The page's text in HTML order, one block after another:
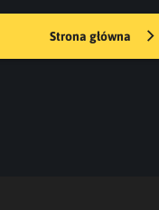
Strona główna